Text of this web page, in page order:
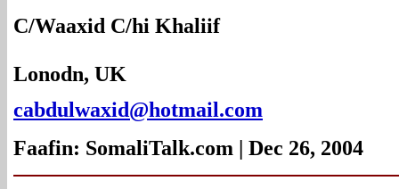
C/Waaxid C/hi Khaliif
Lonodn, UK
cabdulwaxid@hotmail.com
Faafin: SomaliTalk.com | Dec 26, 2004